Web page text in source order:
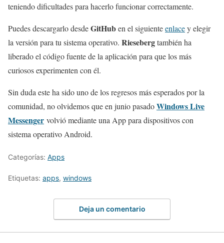
teniendo dificultades para hacerlo funcionar correctamente.
Puedes descargarlo desdeGitHuben el siguienteenlacey elegir
la versión para tu sistema operativo. Riesebergtambién ha
liberado el código fuente de la aplicación para que los más
curiosos experimenten con él.
Sin duda este ha sido uno de los regresos más esperados por la
comunidad, no olvidemos que en junio pasadoWindows Live
Messenger volvió mediante una App para dispositivos con
sistema operativo Android.
Categorías: Apps
Etiquetas: apps, windows
Deja un comentario